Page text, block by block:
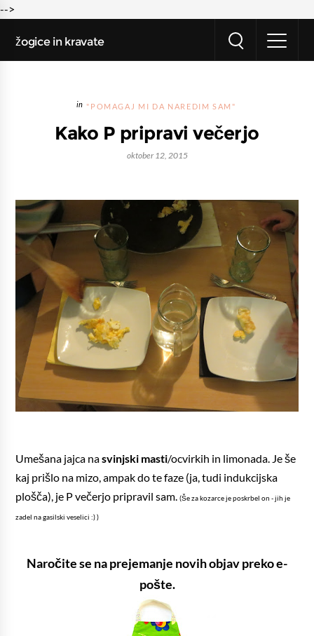
-->
žogice in kravate
"POMAGAJ MI DA NAREDIM SAM"
Kako P pripravi večerjo
oktober 12, 2015
Umešana jajca nasvinjski masti/ocvirkih in limonada. Je še
kaj prišlo na mizo, ampak do te faze (ja, tudi indukcijska
plošča), je P večerjo pripravil sam.(Še za kozarce je poskrbel on - jih je
zadel na gasilski veselici :) )
Naročite se na prejemanje novih objav preko e-
pošte.